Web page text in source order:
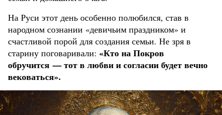
На Руси этот день особенно полюбился, став в
народном сознании «девичьим праздником» и
счастливой порой для создания семьи. Не зря в
старину поговаривали: «Кто на Покров
обручится — тот в любви и согласии будет вечно
вековаться».